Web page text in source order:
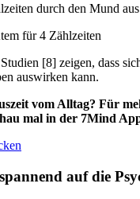
durch den Mund aus
für 4 Zählzeiten
[8] zeigen, dass
auswirken kann.
vom Alltag? Für
mal in der 7Mind
auf die